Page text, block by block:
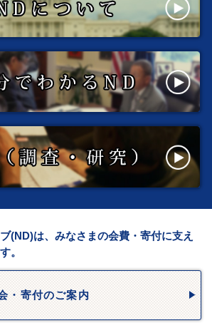
(ND)は、みなさまの会費・寄付に支え
。
・寄付のご案内